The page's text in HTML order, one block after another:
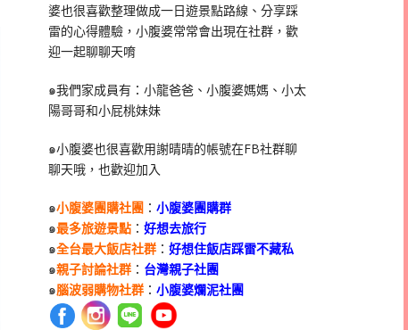
婆也很喜歡整理做成一日遊景點路線、分享踩
雷的心得體驗，小腹婆常常會出現在社群，歡
迎一起聊聊天唷
๑我們家成員有：小龍爸爸、小腹婆媽媽、小太
陽哥哥和小屁桃妹妹
๑小腹婆也很喜歡用謝晴晴的帳號在FB社群聊
聊天哦，也歡迎加入
๑小腹婆團購社團 ：小腹婆團購群
๑最多旅遊景點 ：好想去旅行
๑全台最大飯店社群 ：好想住飯店踩雷不藏私
๑親子討論社群 ： 台灣親子社團
๑腦波弱購物社群 ：小腹婆爛泥社團